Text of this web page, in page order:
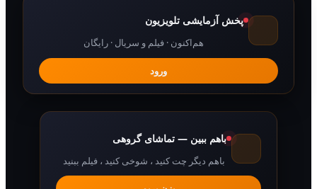
پخش آزمایشی تلویزیون
هم‌اکنون · فیلم و سریال · رایگان
باهم ببین — تماشای گروهی
باهم دیگر چت کنید ، شوخی کنید ، فیلم ببنید